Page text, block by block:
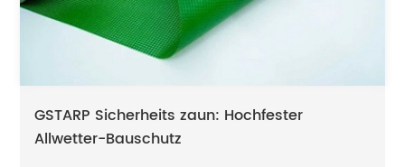
GSTARP Sicherheits zaun: Hochfester
Allwetter-Bauschutz